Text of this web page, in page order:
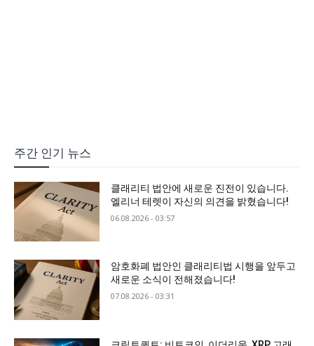
주간 인기 뉴스
클래리티 법안에 새로운 진전이 있습니다.
엘리너 테렛이 자신의 의견을 밝혔습니다!
06.08.2026 - 03:57
암호화폐 법안인 클래리티법 시행을 앞두고
새로운 소식이 전해졌습니다!
07.08.2026 - 03:31